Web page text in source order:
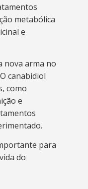
metabólica
e
nova arma no
canabidiol
como
e
para
do